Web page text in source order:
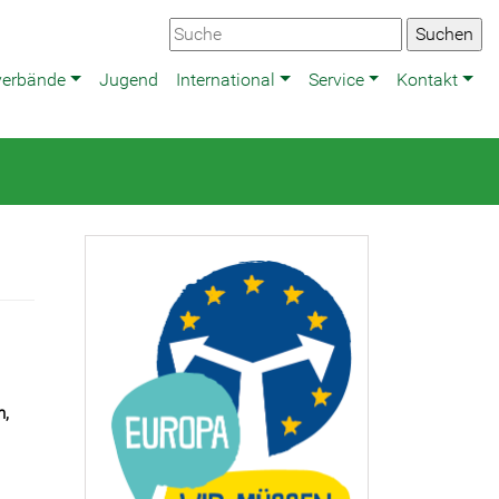
Jugend International Service Kontakt